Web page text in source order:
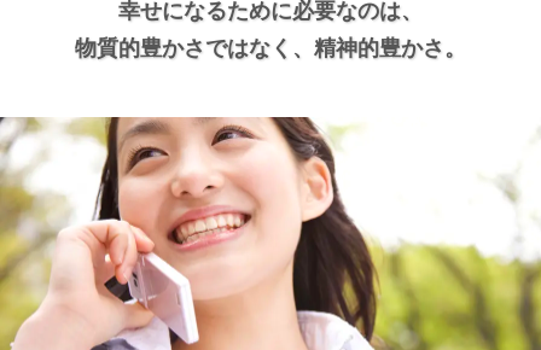
幸せになるために必要なのは、
物質的豊かさではなく、 精神的豊かさ。